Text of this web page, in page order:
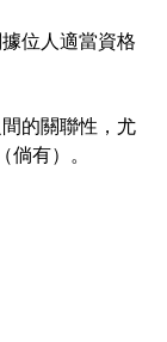
位人適當資格
的關聯性，尤
有）。